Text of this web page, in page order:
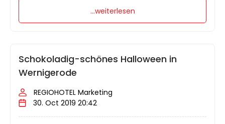
...weiterlesen
Schokoladig-schönes Halloween in
Wernigerode
REGIOHOTEL Marketing
30. Oct 2019 20:42